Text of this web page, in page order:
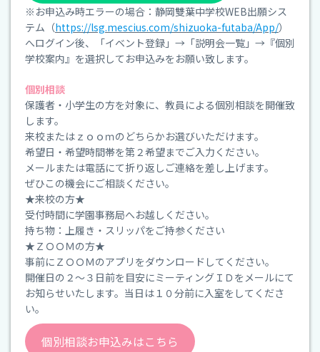
※お申込み時エラーの場合：静岡雙葉中学校WEB出願シス
テム（https://lsg.mescius.com/shizuoka-futaba/App/）
へログイン後、「イベント登録」→「説明会一覧」→『個別
学校案内』を選択してお申込みをお願い致します。
個別相談
保護者・小学生の方を対象に、教員による個別相談を開催致
します。
来校またはｚｏｏｍのどちらかお選びいただけます。
希望日・希望時間帯を第２希望までご入力ください。
メールまたは電話にて折り返しご連絡を差し上げます。
ぜひこの機会にご相談ください。
★来校の方★
受付時間に学園事務局へお越しください。
持ち物：上履き・スリッパをご持参ください
★ＺＯＯＭの方★
事前にＺＯＯＭのアプリをダウンロードしてください。
開催日の２～３日前を目安にミーティングＩＤをメールにて
お知らせいたします。当日は１０分前に入室をしてくださ
い。
個別相談お申込みはこちら